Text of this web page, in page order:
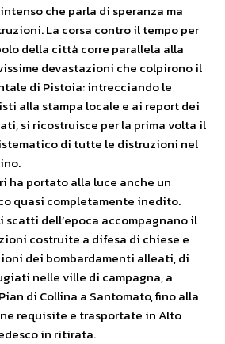
che parla di speranza ma
La corsa contro il tempo per
della città corre parallela alla
devastazioni che colpirono il
di Pistoia: intrecciando le
alla stampa locale e ai report dei
si ricostruisce per la prima volta il
di tutte le distruzioni nel
ha portato alla luce anche un
quasi completamente inedito.
dell’epoca accompagnano il
costruite a difesa di chiese e
dei bombardamenti alleati, di
nelle ville di campagna, a
di Collina a Santomato, fino alla
requisite e trasportate in Alto
in ritirata.